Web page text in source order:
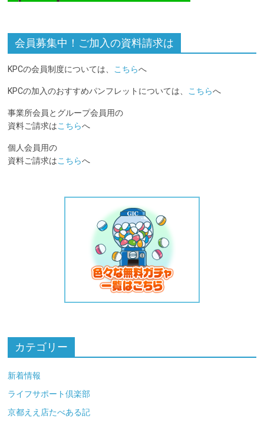
会員募集中！ご加入の資料請求は
KPCの会員制度については、 こちらへ
KPCの加入のおすすめパンフレットについては、 こちらへ
事業所会員とグループ会員用の
資料ご請求はこちらへ
個人会員用の
資料ご請求はこちらへ
カテゴリー
新着情報
ライフサポート倶楽部
京都ええ店たべある記